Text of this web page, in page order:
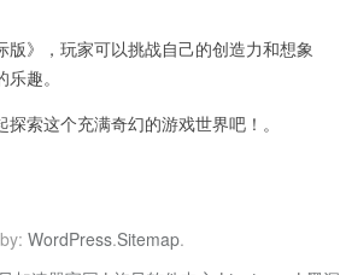
》，玩家可以挑战自己的创造力和想象
趣。
索这个充满奇幻的游戏世界吧！。
WordPress.Sitemap.